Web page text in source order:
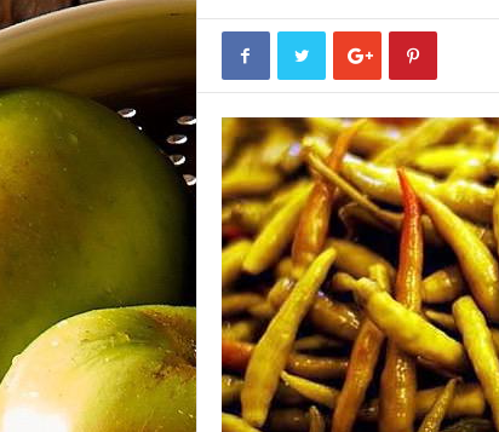
t
r
o
m
a